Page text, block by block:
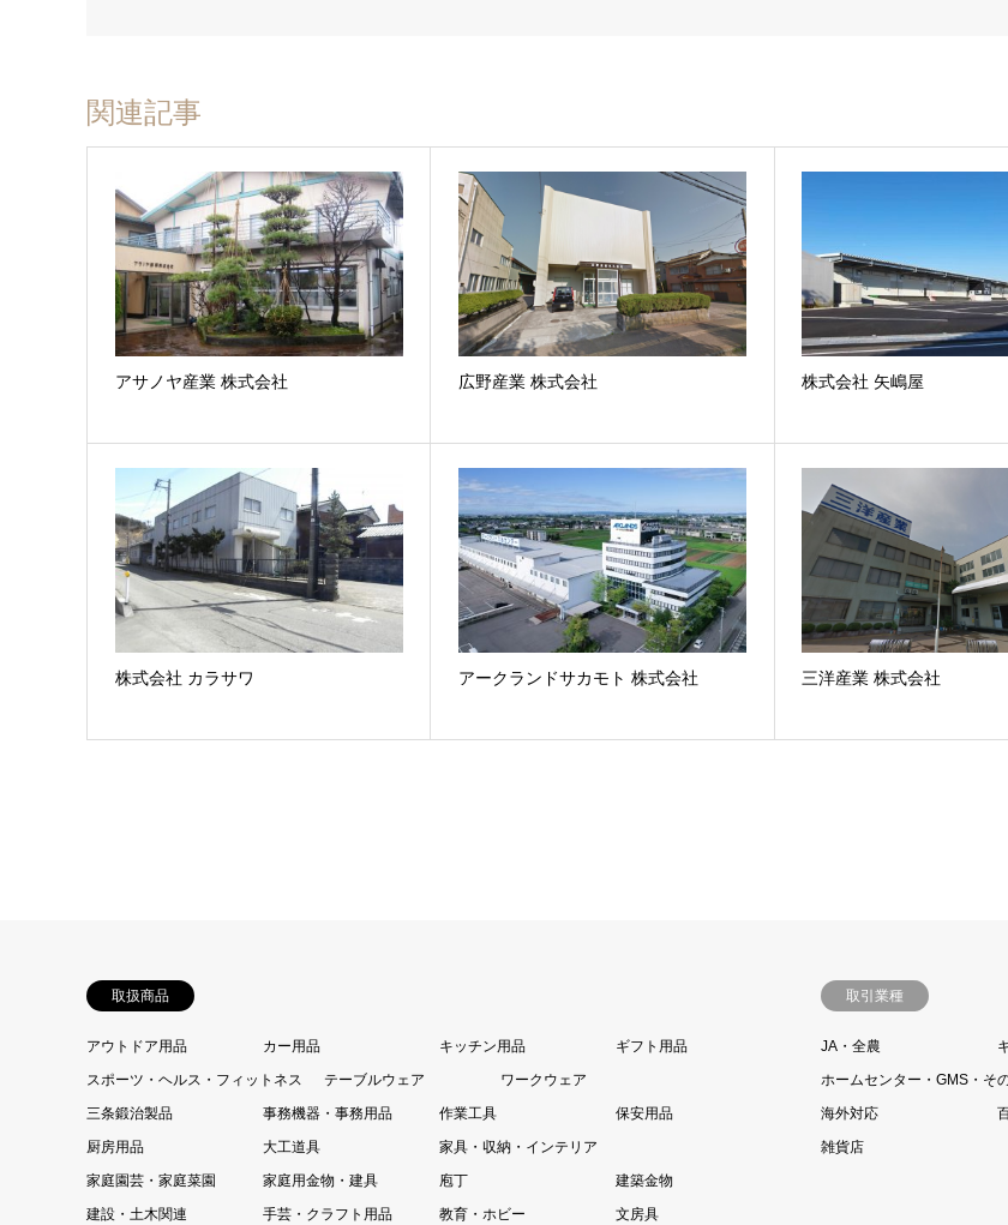
関連記事
アサノヤ産業 株式会社 広野産業 株式会社 株式会社 矢嶋屋
株式会社 カラサワ アークランドサカモト 株式会社 三洋産業 株式会社
取扱商品
アウトドア用品 カー用品 キッチン用品
ギフト用品
スポーツ・ヘルス・フィットネス
テーブルウェア
ワークウェア
三条鍛治製品
事務機器・事務用品 作業工具
保安用品
厨房用品
大工道具
家具・収納・インテリア
家庭園芸・家庭菜園
家庭用金物・建具 庖丁
建築金物
建設・土木関連
手芸・クラフト用品 教育・ホビー
文房具
取引業種
JA・全農
ホームセンター・GMS・そ
海外対応
雑貨店